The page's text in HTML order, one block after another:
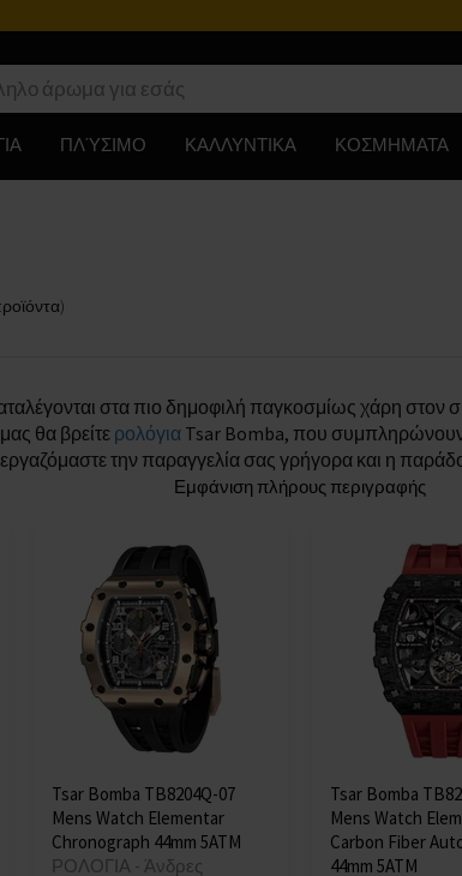
ΠΛΎΣΙΜΟ ΚΑΛΛΥΝΤΙΚΑ ΚΟΣΜΗΜΑΤΑ
)
στα πιο δημοφιλή παγκοσμίως χάρη στον
θα βρείτερολόγια Tsar Bomba, που συμπληρώνουν
την παραγγελία σας γρήγορα και η
Εμφάνιση πλήρους περιγραφής
Tsar Bomba TB8204Q-07
Mens Watch Elementar
Chronograph 44mm 5ATM
ΡΟΛΟΓΙΑ - Άνδρες
Tsar Bomba
Mens Watch
Carbon Fiber
44mm 5ATM